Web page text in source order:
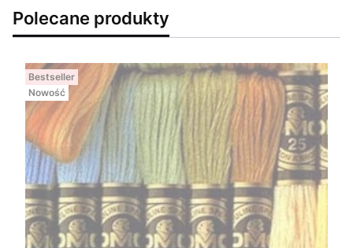
Polecane produkty
Bestseller
Nowość